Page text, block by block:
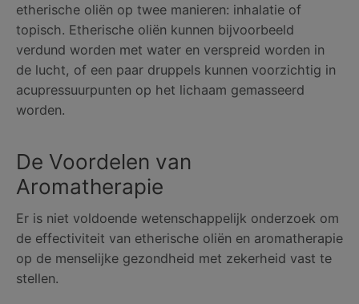
etherische oliën op twee manieren: inhalatie of
topisch. Etherische oliën kunnen bijvoorbeeld
verdund worden met water en verspreid worden in
de lucht, of een paar druppels kunnen voorzichtig in
acupressuurpunten op het lichaam gemasseerd
worden.
De Voordelen van
Aromatherapie
Er is niet voldoende wetenschappelijk onderzoek om
de effectiviteit van etherische oliën en aromatherapie
op de menselijke gezondheid met zekerheid vast te
stellen.